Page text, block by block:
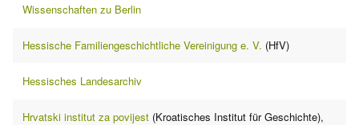
Wissenschaften zu Berlin
Hessische Familiengeschichtliche Vereinigung e. V. (HfV)
Hessisches Landesarchiv
Hrvatski institut za povijest (Kroatisches Institut für Geschichte),